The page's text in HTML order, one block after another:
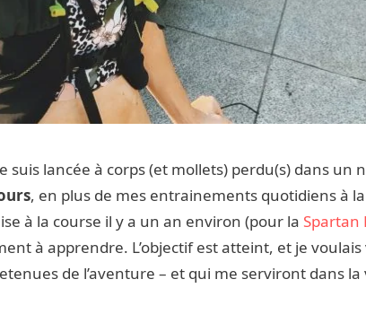
suis lancée à corps (et mollets) perdu(s) dans un
, en plus de mes entrainements quotidiens à
à la course il y a un an environ (pour la Spartan
à apprendre. L’objectif est atteint, et je
de l’aventure – et qui me serviront dans